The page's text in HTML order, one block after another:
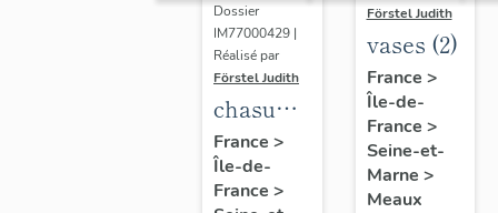
Dossier
IM77000429 |
Réalisé par
Förstel Judith
chasuble
blanche
France >
Île-de-
France >
Förstel Judith
vases (2)
France >
Île-de-
France >
Seine-et-
Marne >
Meaux